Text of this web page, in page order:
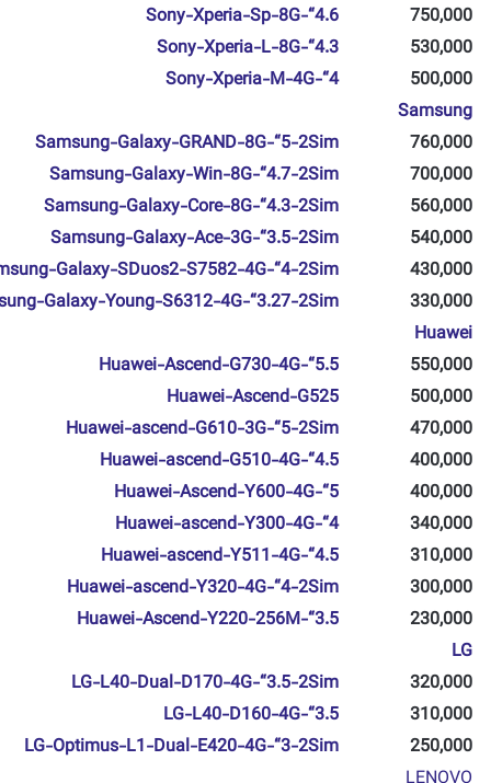
750,000
Sony-Xperia-Sp-8G-“4.6
530,000
Sony-Xperia-L-8G-“4.3
500,000
Sony-Xperia-M-4G-“4
Samsung
760,000
Samsung-Galaxy-GRAND-8G-“5-2Sim
700,000
Samsung-Galaxy-Win-8G-“4.7-2Sim
560,000
Samsung-Galaxy-Core-8G-“4.3-2Sim
540,000
Samsung-Galaxy-Ace-3G-“3.5-2Sim
430,000
Galaxy-SDuos2-S7582-4G-“4-2Sim
330,000
Galaxy-Young-S6312-4G-“3.27-2Sim
Huawei
550,000
Huawei-Ascend-G730-4G-“5.5
500,000
Huawei-Ascend-G525
470,000
Huawei-ascend-G610-3G-“5-2Sim
400,000
Huawei-ascend-G510-4G-“4.5
400,000
Huawei-Ascend-Y600-4G-“5
340,000
Huawei-ascend-Y300-4G-“4
310,000
Huawei-ascend-Y511-4G-“4.5
300,000
Huawei-ascend-Y320-4G-“4-2Sim
230,000
Huawei-Ascend-Y220-256M-“3.5
LG
320,000
LG-L40-Dual-D170-4G-“3.5-2Sim
310,000
LG-L40-D160-4G-“3.5
250,000
LG-Optimus-L1-Dual-E420-4G-“3-2Sim